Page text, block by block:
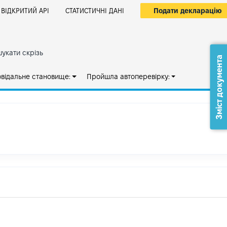
ВІДКРИТИЙ АРІ СТАТИСТИЧНІ ДАНІ Подати декларацію
скрізь
становище: Пройшла автоперевірку: Зміст документа